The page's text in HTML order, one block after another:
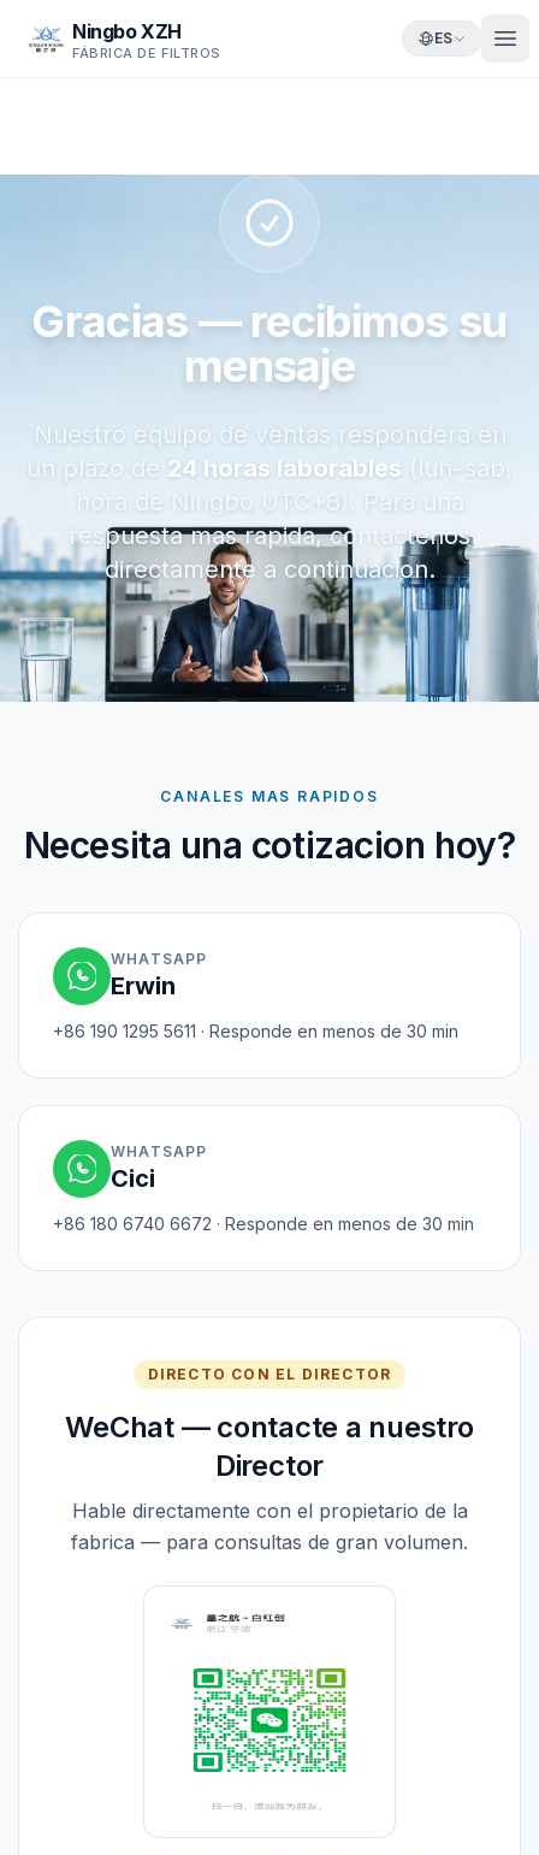
Ningbo XZH
FÁBRICA DE FILTROS
ES
Gracias — recibimos su
mensaje
Nuestro equipo de ventas respondera en
un plazo de 24 horas laborables (lun–sab,
hora de Ningbo UTC+8). Para una
respuesta mas rapida, contactenos
directamente a continuacion.
CANALES MAS RAPIDOS
Necesita una cotizacion hoy?
WHATSAPP
Erwin
+86 190 1295 5611 · Responde en menos de 30 min
WHATSAPP
Cici
+86 180 6740 6672 · Responde en menos de 30 min
DIRECTO CON EL DIRECTOR
WeChat — contacte a nuestro
Director
Hable directamente con el propietario de la
fabrica — para consultas de gran volumen.